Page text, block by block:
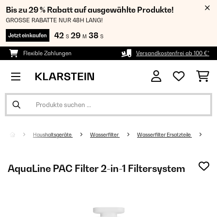
Bis zu 29 % Rabatt auf ausgewählte Produkte!
GROSSE RABATTE NUR 48H LANG!
Jetzt einkaufen 42 S 29 M 38 S
Flexible Zahlungen Versandkostenfrei ab 100 €*
Haushaltsgeräte Wasserfilter Wasserfilter Ersatzteile
AquaLine PAC Filter 2-in-1 Filtersystem